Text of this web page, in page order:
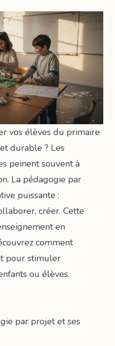
vos élèves du primaire
durable ? Les
peinent souvent à
La pédagogie par
puissante :
créer. Cette
en
comment
pour stimuler
ou élèves.
par projet et ses